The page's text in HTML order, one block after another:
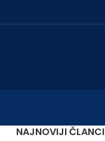
NAJNOVIJI ČLANCI